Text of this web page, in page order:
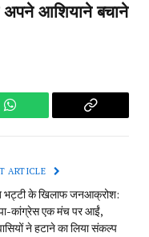
अपने आशियाने बचाने
WhatsApp
Copy
ARTICLE
भट्टी के खिलाफ जनआक्रोश:
कांग्रेस एक मंच पर आईं,
ने हटाने का लिया संकल्प